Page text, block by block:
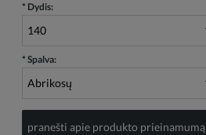
* Dydis:
* Spalva:
pranešti apie produkto prieinamumą